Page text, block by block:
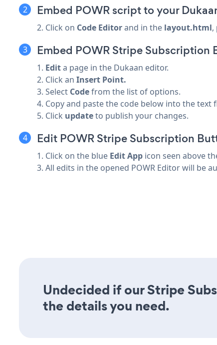
Embed POWR script to your
2. Click on Code Editorand in the layout.html,
Embed POWR Stripe Subscription
1. Edita page in the Dukaan editor.
2. Click an Insert Point.
3. Select Codefrom the list of options.
4. Copy and paste the code below into the text
5. Click updateto publish your changes.
Edit POWR Stripe Subscription
1. Click on the blue Edit App icon seen above
3. All edits in the opened POWR Editor will be
Undecided if our Stripe
the details you need.